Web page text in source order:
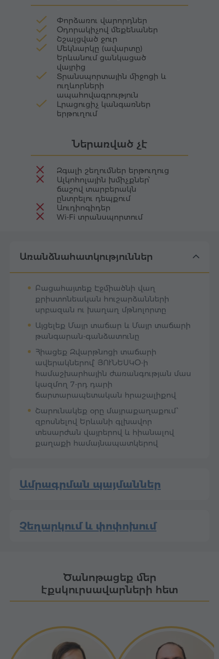
փողոցների հետ։ Քաղաքը երբեմն կոչվում է
«վարդագույն քաղաք», քանի որ
շինությունների մեծ մասը կառուցված է տաք
վարդագույն երանգներով տուֆից, որոնք
հատկապես գեղեցիկ են արևամուտին։
Փորձառու վարորդներ
Օդորակիչով մեքենաներ
Շշալցված ջուր
Մեկնարկը (ավարտը)
Երևանում ցանկացած
վայրից
Տրանսպորտային միջոցի և
ուղևորների
ապահովագրություն
Լրացուցիչ կանգառներ
երթուղում
Ներառված չէ
Զգալի շեղումներ երթուղուց
Ալկոհոլային խմիչքներ՝
ճաշով տարբերակն
ընտրելու դեպքում
Աուդիոգիդեր
Wi-Fi տրանսպորտում
Առանձնահատկություններ
Բացահայտեք Էջմիածնի վաղ
քրիստոնեական հուշարձանների
սրբազան ու խաղաղ մթնոլորտը
Այցելեք Մայր տաճար և Մայր տաճարի
թանգարան-գանձատունը
Հիացեք Զվարթնոցի տաճարի
ավերակներով՝ ՅՈՒՆԵՍԿՕ-ի
համաշխարհային ժառանգության մաս
կազմող 7-րդ դարի
ճարտարապետական հրաշալիքով
Շարունակեք օրը մայրաքաղաքում՝
զբոսնելով Երևանի գլխավոր
տեսարժան վայրերով և հիանալով
քաղաքի համայնապատկերով
Ամրագրման պայմաններ
Չեղարկում և փոփոխում
Ծանոթացեք մեր
էքսկուրսավարների հետ